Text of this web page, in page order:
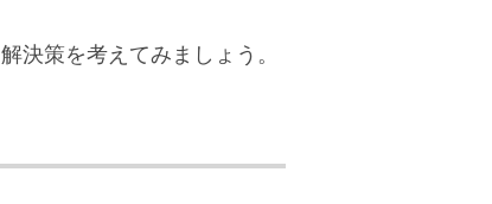
決策を考えてみましょう。